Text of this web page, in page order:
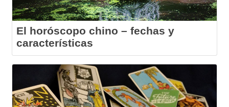
El horóscopo chino – fechas y
características